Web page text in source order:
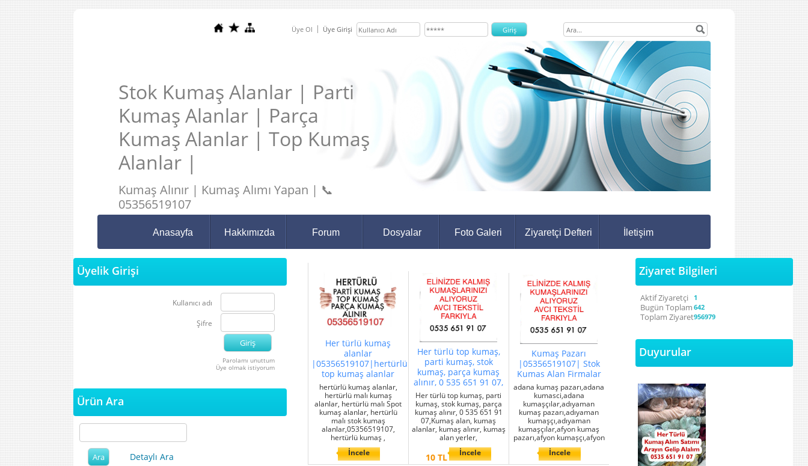
Üye Ol Üye Girişi
Stok Kumaş Alanlar | Parti
Kumaş Alanlar | Parça
Kumaş Alanlar | Top Kumaş
Alanlar |
Kumaş Alınır | Kumaş Alımı Yapan | 📞
05356519107
Anasayfa Hakkımızda Forum Dosyalar Foto Galeri Ziyaretçi Defteri İletişim
Üyelik Girişi
Kullanıcı adı
Şifre
Parolamı unuttum
Üye olmak istiyorum
Ürün Ara
Detaylı Ara
Her türlü kumaş
alanlar
|05356519107|hertürlü
top kumaş alanlar
hertürlü kumaş alanlar,
hertürlü malı kumaş
alanlar, hertürlü malı Spot
kumaş alanlar, hertürlü
malı stok kumaş
alanlar,05356519107,
hertürlü kumaş ,
İncele
Her türlü top kumaş,
parti kumaş, stok
kumaş, parça kumaş
alınır, 0 535 651 91 07,
Her türlü top kumaş, parti
kumaş, stok kumaş, parça
kumaş alınır, 0 535 651 91
07,Kumaş alan, kumaş
alanlar, kumaş alınır, kumaş
alan yerler,
10 TL İncele
Kumaş Pazarı
|05356519107| Stok
Kumas Alan Firmalar
adana kumaş pazarı,adana
kumasci,adana
kumaşçılar,adıyaman
kumaş pazarı,adıyaman
kumaşçı,adıyaman
kumaşçılar,afyon kumaş
pazarı,afyon kumaşçı,afyon
İncele
Ziyaret Bilgileri
Aktif Ziyaretçi 1
Bugün Toplam 642
Toplam Ziyaret956979
Duyurular